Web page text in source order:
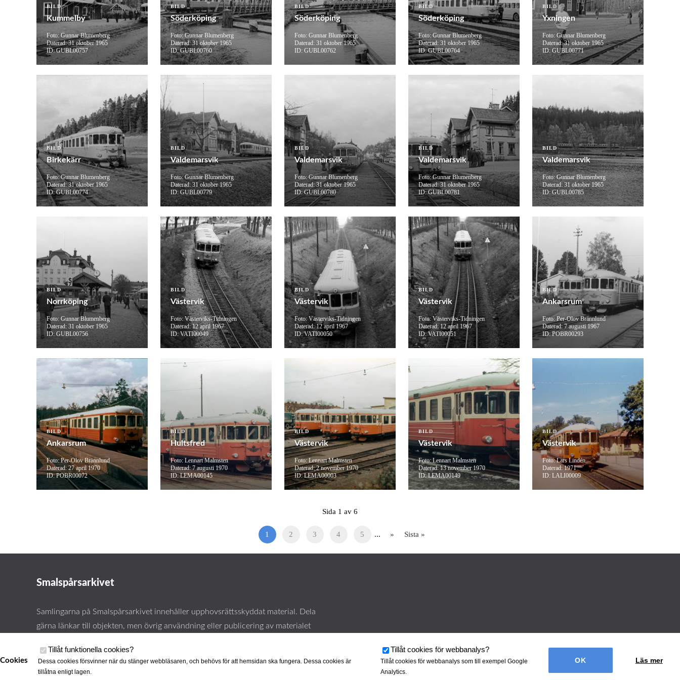
BILD
Kummelby
Foto: Gunnar Blumenberg
Daterad: 31 oktober 1965
ID: GUBL00757
BILD
Söderköping
Foto: Gunnar Blumenberg
Daterad: 31 oktober 1965
ID: GUBL00760
BILD
Söderköping
Foto: Gunnar Blumenberg
Daterad: 31 oktober 1965
ID: GUBL00762
BILD
Söderköping
Foto: Gunnar Blumenberg
Daterad: 31 oktober 1965
ID: GUBL00764
BILD
Yxningen
Foto: Gunnar Blumenberg
Daterad: 31 oktober 1965
ID: GUBL00771
BILD
Birkekärr
Foto: Gunnar Blumenberg
Daterad: 31 oktober 1965
ID: GUBL00774
BILD
Valdemarsvik
Foto: Gunnar Blumenberg
Daterad: 31 oktober 1965
ID: GUBL00779
BILD
Valdemarsvik
Foto: Gunnar Blumenberg
Daterad: 31 oktober 1965
ID: GUBL00780
BILD
Valdemarsvik
Foto: Gunnar Blumenberg
Daterad: 31 oktober 1965
ID: GUBL00781
BILD
Valdemarsvik
Foto: Gunnar Blumenberg
Daterad: 31 oktober 1965
ID: GUBL00785
BILD
Norrköping
Foto: Gunnar Blumenberg
Daterad: 31 oktober 1965
ID: GUBL00756
BILD
Västervik
Foto: Västerviks-Tidningen
Daterad: 12 april 1967
ID: VATI00049
BILD
Västervik
Foto: Västerviks-Tidningen
Daterad: 12 april 1967
ID: VATI00050
BILD
Västervik
Foto: Västerviks-Tidningen
Daterad: 12 april 1967
ID: VATI00051
BILD
Ankarsrum
Foto: Per-Olov Brännlund
Daterad: 7 augusti 1967
ID: POBR00293
BILD
Ankarsrum
Foto: Per-Olov Brännlund
Daterad: 27 april 1970
ID: POBR00072
BILD
Hultsfred
Foto: Lennart Malmsten
Daterad: 7 augusti 1970
ID: LEMA00145
BILD
Västervik
Foto: Lennart Malmsten
Daterad: 2 november 1970
ID: LEMA00003
BILD
Västervik
Foto: Lennart Malmsten
Daterad: 13 november 1970
ID: LEMA00149
BILD
Västervik
Foto: Lars Lindén
Daterad: 1971
ID: LALI00009
Sida 1 av 6
1 2 3 4 5 ... » Sista »
Smalspårsarkivet
Samlingarna på Smalspårsarkivet innehåller upphovsrättsskyddat material. Dela
gärna länkar till objekten, men övrig användning eller publicering av materialet
Cookies
Tillåt funktionella cookies?
Dessa cookies försvinner när du stänger webbläsaren, och behövs för att hemsidan ska fungera. Dessa cookies är
tillåtna enligt lagen.
Tillåt cookies för webbanalys?
Tillåt cookies för webbanalys som till exempel Google
Analytics.
Läs mer